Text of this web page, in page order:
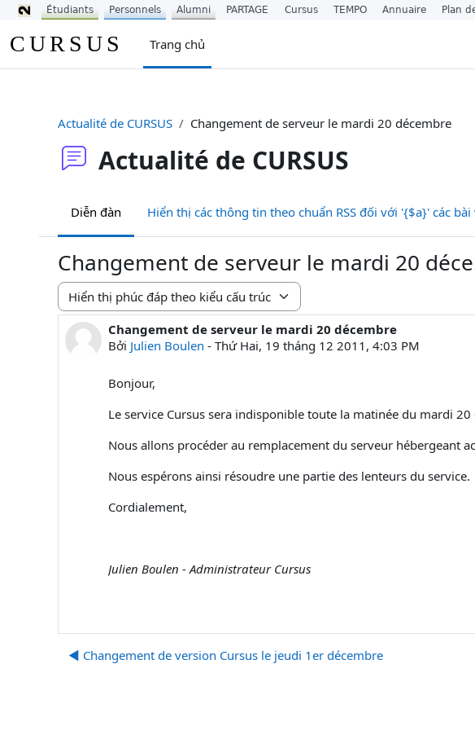
CURSUS Trang chủ
Actualité de CURSUS Changement de serveur le mardi 20 décembre
Actualité de CURSUS
Diễn đàn Hiển thị các thông tin theo chuẩn RSS đối với '{$a}' các bài
Changement de serveur le mardi 20
Chế độ hiển thị
Changement de serveur le mardi 20 décembre
Bởi Julien Boulen - Thứ Hai, 19 tháng 12 2011, 4:03 PM
Số lượng các câu trả lời: 0
Bonjour,
Le service Cursus sera indisponible toute la matinée du mardi 20
Nous allons procéder au remplacement du serveur hébergeant
Nous espérons ainsi résoudre une partie des lenteurs du service.
Cordialement,
Julien Boulen - Administrateur Cursus
◀︎ Changement de version Cursus le jeudi 1er décembre
Étudiants Personnels Alumni PARTAGE Cursus TEMPO Annuaire Plan